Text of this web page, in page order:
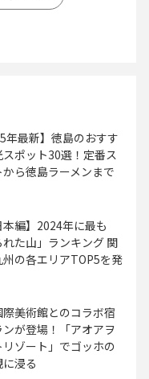
年最新】徳島のおすす
スポット30選！定番ス
ら徳島ラーメンまで
本編】2024年に最も
れた山」ランキング 関
州の各エリアTOP5を発
美術館とのコラボ宿
が登場！「アオアヲ
リゾート」でゴッホの
浸る